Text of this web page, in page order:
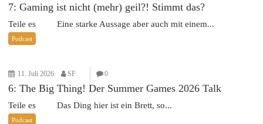
7: Gaming ist nicht (mehr) geil?! Stimmt das?
Teile es Eine starke Aussage aber auch mit einem...
Podcast
11. Juli 2026 SF 0
6: The Big Thing! Der Summer Games 2026 Talk
Teile es Das Ding hier ist ein Brett, so...
Podcast